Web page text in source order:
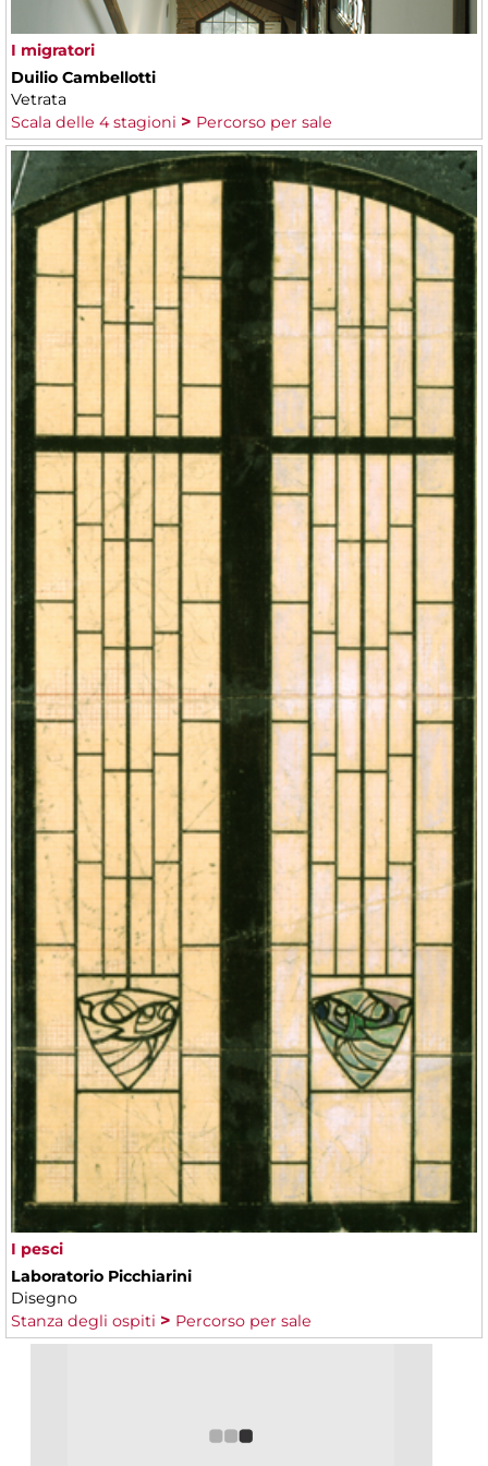
I migratori
Duilio Cambellotti
Vetrata
Scala delle 4 stagioni
Percorso per sale
I pesci
Laboratorio Picchiarini
Disegno
Stanza degli ospiti
Percorso per sale